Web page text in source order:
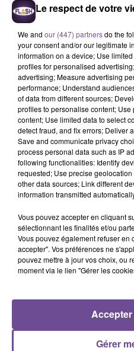
Une société de
assistant
Une société de Poitiers
(H/F). Vous jouerez un rôle
fonctionnement des
à gérer le standard
sera cruciale pour maintenir
efficace. Vous serez au cœur
échanges et soutenant
est à temps plein, avec des
Le respect de votre
We and our (447) partnersdo the
your consent and/or our legitimate
information on a device; Use
profiles for personalised
advertising; Measure advertising
performance; Understand
of data from different sources;
profiles to personalise content;
content; Use limited data to select
detect fraud, and fix errors; Deliver
Save and communicate privacy
process personal data such as IP
following functionalities: Identify
requested; Use precise
other data sources; Link different
information transmitted
Vous pouvez accepter en cliquant
sélectionnant les finalités et/ou
Vous pouvez également refuser en
accepter". Vos préférences ne
pouvez mettre à jour vos choix, ou
moment via le lien "Gérer les
Gérer